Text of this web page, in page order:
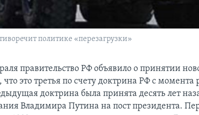
политике «перезагрузки»
правительство РФ объявило о принятии
это третья по счету доктрина РФ с момента
доктрина была принята десять лет
Владимира Путина на пост президента.